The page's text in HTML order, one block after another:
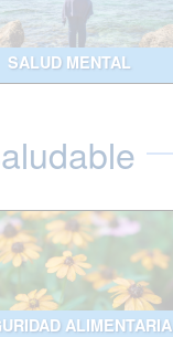
SALUD MENTAL
ALIMENTARIA